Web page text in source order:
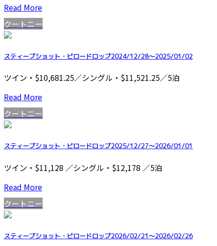
Read More
クートニー
スティープショット・ピロードロップ2024/12/28～2025/01/02
ツイン・$10,681.25／シングル・$11,521.25／5泊
Read More
クートニー
スティープショット・ピロードロップ2025/12/27～2026/01/01
ツイン・$11,128 ／シングル・$12,178 ／5泊
Read More
クートニー
スティープショット・ピロードロップ2026/02/21～2026/02/26